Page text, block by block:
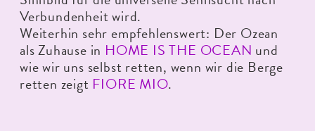
Verbundenheit wird.
Weiterhin sehr empfehlenswert: Der Ozean
als Zuhause in HOME IS THE OCEAN und
wie wir uns selbst retten, wenn wir die Berge
retten zeigt FIORE MIO.